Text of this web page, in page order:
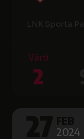
LNK Sporta
Vārti
2
2024